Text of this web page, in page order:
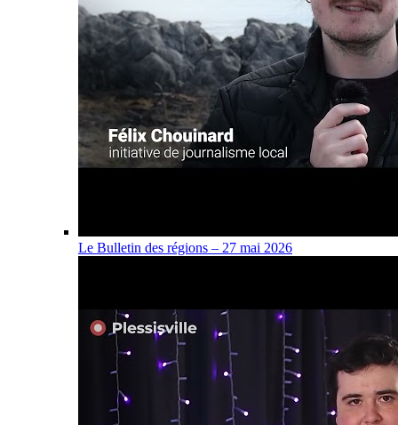
Le Bulletin des régions – 27 mai 2026